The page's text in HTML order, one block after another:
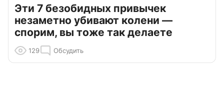
Эти 7 безобидных привычек
незаметно убивают колени —
спорим, вы тоже так делаете
129 Обсудить